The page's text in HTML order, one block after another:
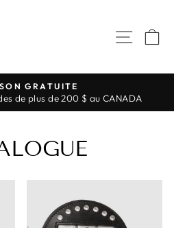
Diaporama
GRATUITE
de plus de 200 $ au CANADA